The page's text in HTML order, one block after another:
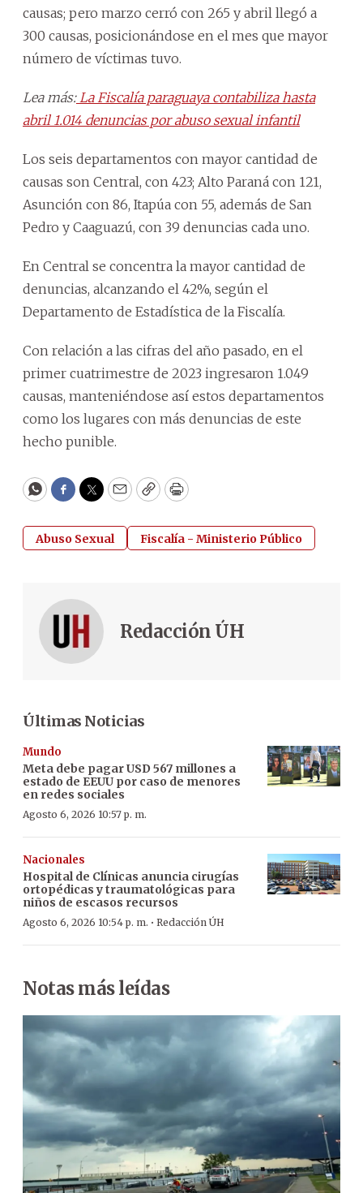
causas; pero marzo cerró con 265 y abril llegó a
300 causas, posicionándose en el mes que mayor
número de víctimas tuvo.
Lea más:La Fiscalía paraguaya contabiliza hasta
abril 1.014 denuncias por abuso sexual infantil
Los seis departamentos con mayor cantidad de
causas son Central, con 423; Alto Paraná con 121,
Asunción con 86, Itapúa con 55, además de San
Pedro y Caaguazú, con 39 denuncias cada uno.
En Central se concentra la mayor cantidad de
denuncias, alcanzando el 42%, según el
Departamento de Estadística de la Fiscalía.
Con relación a las cifras del año pasado, en el
primer cuatrimestre de 2023 ingresaron 1.049
causas, manteniéndose así estos departamentos
como los lugares con más denuncias de este
hecho punible.
WhatsApp
Facebook
Twitter
EmailCopyPrint
Abuso Sexual Fiscalía - Ministerio Público
Redacción ÚH
Últimas Noticias
Mundo
Meta debe pagar USD 567 millones a
estado de EEUU por caso de menores
en redes sociales
Agosto 6, 2026 10:57 p. m.
Nacionales
Hospital de Clínicas anuncia cirugías
ortopédicas y traumatológicas para
niños de escasos recursos
Agosto 6, 2026 10:54 p. m. · Redacción ÚH
Notas más leídas